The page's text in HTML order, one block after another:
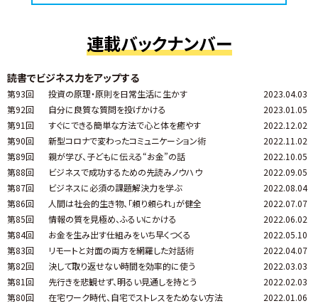
連載バックナンバー
読書でビジネス力をアップする
第93回 投資の原理・原則を日常生活に生かす
2023.04.03
第92回
自分に良質な質問を投げかける
2023.01.05
第91回
すぐにできる簡単な方法で心と体を癒やす
2022.12.02
第90回
新型コロナで変わったコミュニケーション術
2022.11.02
第89回
親が学び、子どもに伝える“お金”の話
2022.10.05
第88回
ビジネスで成功するための先読みノウハウ
2022.09.05
第87回
ビジネスに必須の課題解決力を学ぶ
2022.08.04
第86回
人間は社会的生き物、「頼り頼られ」が健全
2022.07.07
第85回
情報の質を見極め、ふるいにかける
2022.06.02
第84回
お金を生み出す仕組みをいち早くつくる
2022.05.10
第83回
リモートと対面の両方を網羅した対話術
2022.04.07
第82回
決して取り返せない時間を効率的に使う
2022.03.03
第81回
先行きを悲観せず、明るい見通しを持とう
2022.02.03
第80回
在宅ワーク時代、自宅でストレスをためない方法
2022.01.06